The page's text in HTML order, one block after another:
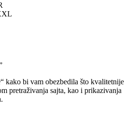
kako bi vam obezbedila što kvalitetnije
pretraživanja sajta, kao i prikazivanja